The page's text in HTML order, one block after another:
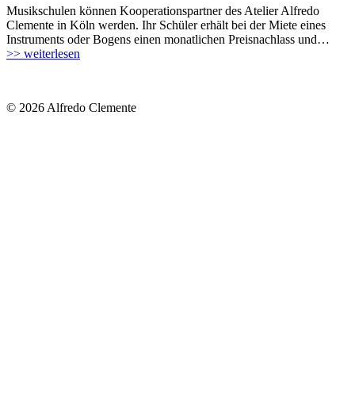
Musikschulen können Kooperationspartner des Atelier Alfredo
Clemente in Köln werden. Ihr Schüler erhält bei der Miete eines
Instruments oder Bogens einen monatlichen Preisnachlass und…
>> weiterlesen
© 2026 Alfredo Clemente